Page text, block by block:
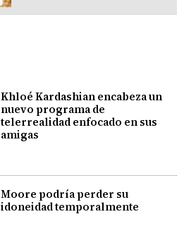
Khloé Kardashian encabeza un
nuevo programa de
telerrealidad enfocado en sus
amigas
Moore podría perder su
idoneidad temporalmente